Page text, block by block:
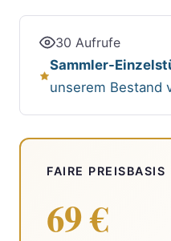
30 Aufrufe
Sammler-
unserem Bestand
FAIRE PREISBASIS
69 €